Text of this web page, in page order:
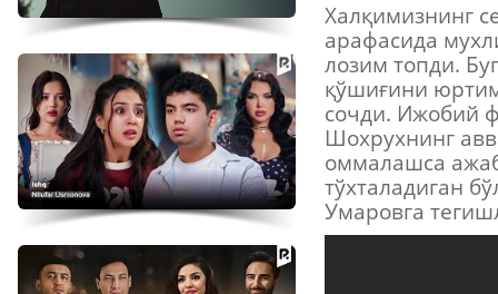
Халқимизнинг
арафасида
лозим топди.
қўшиғини
сочди. Ижобий
Шохрухнинг
оммалашса
тўхталадиган
Умаровга